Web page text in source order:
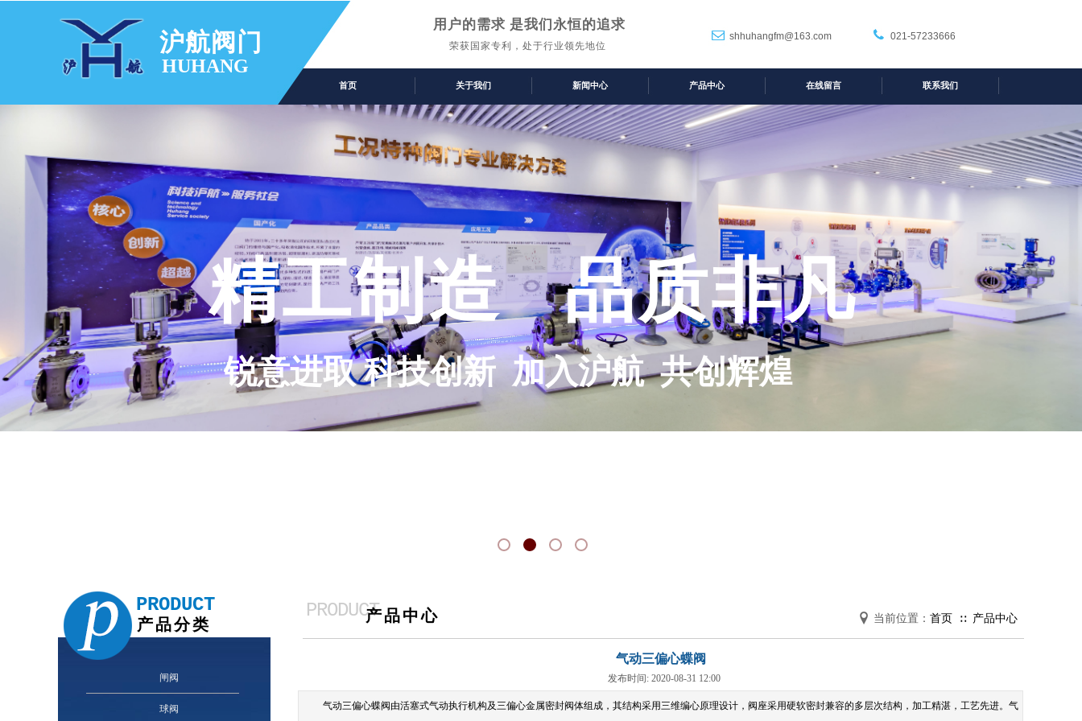
首页 关于我们 新闻中心 产品中心 在线留言 联系我们
沪航阀门 荣获国家专利，处于行业领先地位
021-57233666
shhuhangfm@163.com
HUHANG
用户的需求 是我们永恒的追求
精工制造 品质非凡
锐意进取 科技创新 加入沪航 共创辉煌
PRODUCT
PRODUCT
CATEGORY
首页 ∷ 产品中心
产品中心 当前位置：
产品分类
气动三偏心蝶阀
发布时间: 2020-08-31 12:00
气动三偏心蝶阀由活塞式气动执行机构及三偏心金属密封阀体组成，其结构采用三维编心原理设计，阀座采用硬软密封兼容的多层次结构，加工精湛，工艺先进。气
闸阀
球阀